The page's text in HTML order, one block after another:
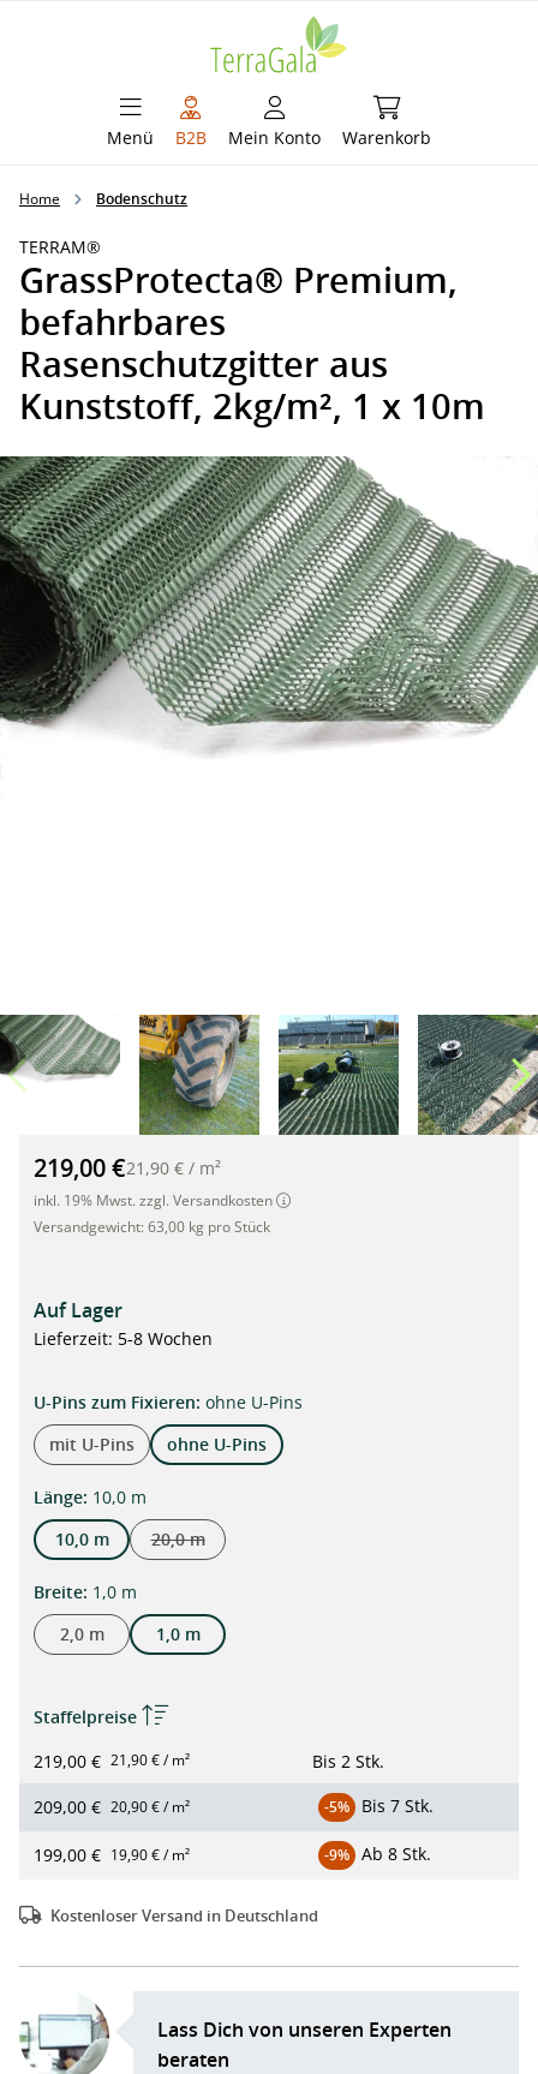
Menü B2B Mein Konto Warenkorb
Warenkorb
Home Bodenschutz
TERRAM®
GrassProtecta® Premium,
befahrbares
Rasenschutzgitter aus
Kunststoff, 2kg/m², 1 x 10m
GrassProtecta® Premium, befahrbares Rasenschutzgitter aus
219,00 €21,90 € / m²
inkl. 19% Mwst. zzgl. Versandkosten
Versandgewicht: 63,00 kg pro Stück
Auf Lager
Lieferzeit: 5-8 Wochen
U-Pins zum Fixierenauswählen
: ohne U-Pins
mit U-Pins
ohne U-Pins
Längeauswählen
: 10,0 m
10,0 m
20,0 m
(Diese Option ist zurzeit nicht verfügbar.)
Breiteauswählen
: 1,0 m
2,0 m
1,0 m
Staffelpreise
219,00 € 21,90 € / m² Bis 2 Stk.
209,00 € 20,90 € / m² -5% Bis 7 Stk.
199,00 € 19,90 € / m² -9% Ab 8 Stk.
Kostenloser Versand in Deutschland
Lass Dich von unseren Experten
beraten